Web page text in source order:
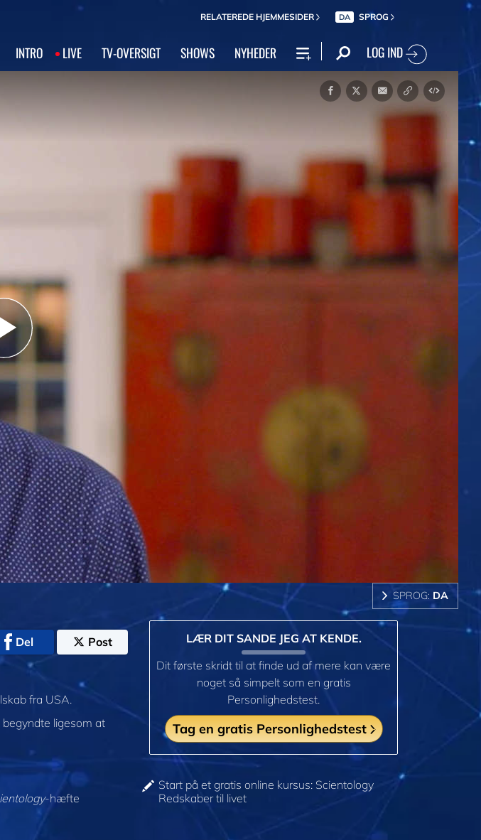
RELATEREDE HJEMMESIDER DA SPROG
INTRO LIVE TV‑OVERSIGT SHOWS NYHEDER LOG IND
Play
Video
SPROG: DA
Del Post
fra USA.
begyndte ligesom at
LÆR DIT SANDE JEG AT KENDE.
Dit første skridt til at finde ud af mere kan være
noget så simpelt som en gratis
Personlighedstest.
Tag en gratis Personlighedstest
-hæfte
Start på et gratis online kursus: Scientology
Redskaber til livet